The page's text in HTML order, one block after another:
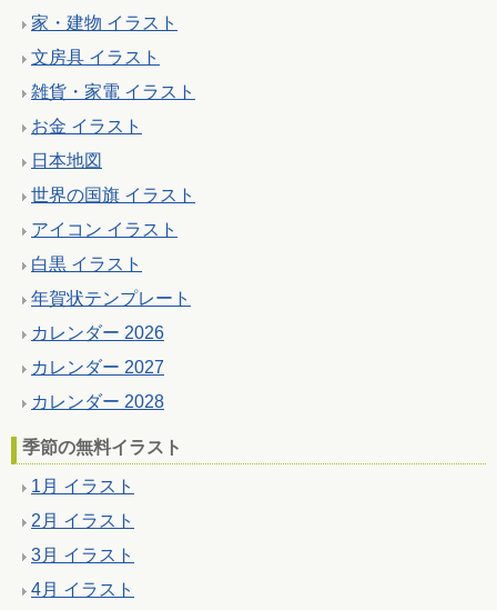
家・建物 イラスト
文房具 イラスト
雑貨・家電 イラスト
お金 イラスト
日本地図
世界の国旗 イラスト
アイコン イラスト
白黒 イラスト
年賀状テンプレート
カレンダー 2026
カレンダー 2027
カレンダー 2028
季節の無料イラスト
1月 イラスト
2月 イラスト
3月 イラスト
4月 イラスト